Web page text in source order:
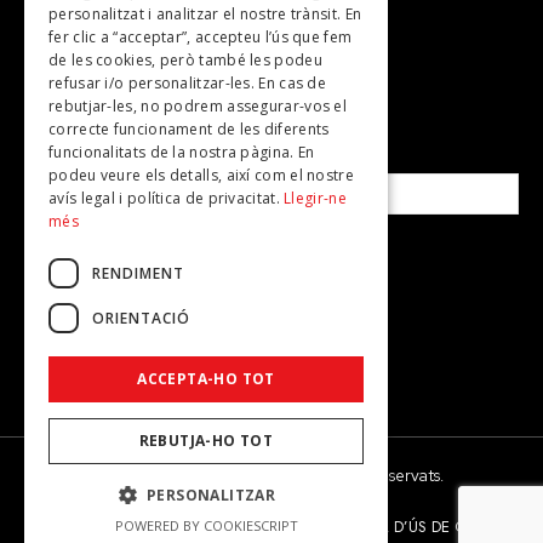
Revistes
SUBSCRIU-TE A LA NOSTRA NEWSLETTER!
Correu electrònic*
Accepto lapolítica de privacitat
© 2026 - Dona Secret - Tots els drets reservats.
POLÍTICA DE PRIVACITAT POLÍTICA D’ÚS DE COOKIES
personalitzat i analitzar el nostre trànsit. En
fer clic a “acceptar”, accepteu l’ús que fem
de les cookies, però també les podeu
refusar i/o personalitzar-les. En cas de
rebutjar-les, no podrem assegurar-vos el
correcte funcionament de les diferents
funcionalitats de la nostra pàgina. En
podeu veure els detalls, així com el nostre
avís legal i política de privacitat. Llegir-ne
més
RENDIMENT
ORIENTACIÓ
ACCEPTA-HO TOT
REBUTJA-HO TOT
PERSONALITZAR
POWERED BY COOKIESCRIPT